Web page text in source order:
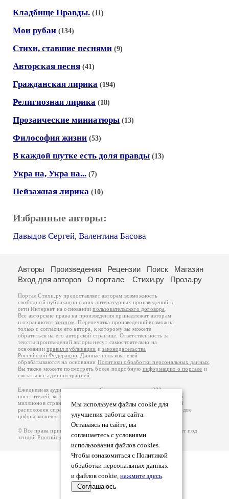
Кладбище Правды. (11)
Мои рубаи (134)
Стихи, ставшие песнями (9)
Авторская песня (41)
Гражданская лирика (194)
Религиозная лирика (18)
Прозаические миниатюры (13)
Философия жизни (53)
В каждой шутке есть доля правды (13)
Укра на, Укра на... (7)
Пейзажная лирика (10)
Избранные авторы:
Давыдов Сергей, Валентина Басова
Мы используем файлы cookie для
улучшения работы сайта.
Оставаясь на сайте, вы
соглашаетесь с условиями
использования файлов cookies.
Чтобы ознакомиться с Политикой
обработки персональных данных
и файлов cookie, нажмите здесь.
Соглашаюсь
Авторы Произведения Рецензии Поиск
Магазин
Вход для авторов
О портале Стихи.ру Проза.ру
Портал Стихи.ру предоставляет авторам возможность
свободной публикации своих литературных произведений в
сети Интернет на основаниипользовательского договора
Все авторские права на произведения принадлежат авторам
и охраняются законом . Перепечатка произведений возможна
только с согласия его автора, к которому вы можете
обратиться на его авторской странице. Ответственность за
тексты произведений авторы несут самостоятельно на
основанииправил публикации изаконодательства
Российской Федерации . Данные пользователей
обрабатываются на основании Политики обработки персональных данных
Вы также можете посмотреть более подробную информацию о портале и
связаться с администрацией
Ежедневная аудитория портала Стихи.ру – порядка 200 тысяч
посетителей, которые в общей сумме просматривают более двух
миллионов страниц по данным счетчика посещаемости, который
расположен справа от этого текста. В каждой графе указано по две
цифры: количество просмотров и количество посетителей.
© Все права принадлежат авторам, 2000-2026. Портал работает под
эгидойРоссийского союза писателей.18+